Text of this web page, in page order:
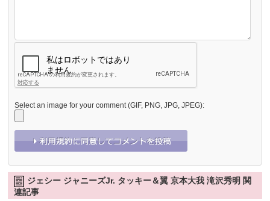
Select an image for your comment (GIF, PNG, JPG, JPEG):
ジェシー ジャニーズJr. タッキー＆翼 京本大我 滝沢秀明 関
連記事